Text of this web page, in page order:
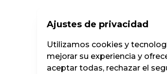
Ajustes de privacidad
Utilizamos cookies y
mejorar su experiencia y
aceptar todas, rechazar el